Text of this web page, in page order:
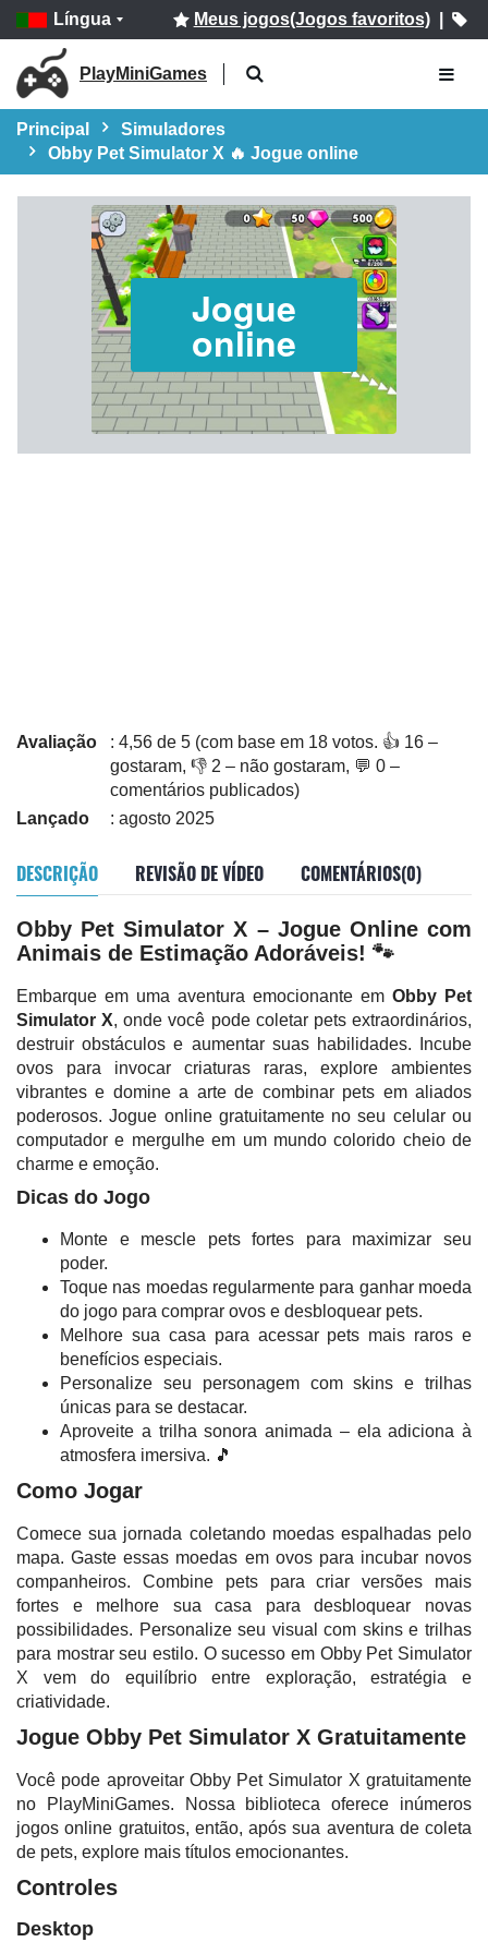
Língua Meus jogos(Jogos favoritos)|
PlayMiniGames
Principal
Simuladores
Obby Pet Simulator X 🔥 Jogue online
Jogue
online
Avaliação
: 4,56 de 5 (com base em 18 votos. 👍 16 –
gostaram, 👎 2 – não gostaram, 💬 0 –
comentários publicados)
Lançado
: agosto 2025
DESCRIÇÃO REVISÃO DE VÍDEO COMENTÁRIOS(0)
Obby Pet Simulator X – Jogue Online com
Animais de Estimação Adoráveis! 🐾
Embarque em uma aventura emocionante em Obby Pet
Simulator X, onde você pode coletar pets extraordinários,
destruir obstáculos e aumentar suas habilidades. Incube
ovos para invocar criaturas raras, explore ambientes
vibrantes e domine a arte de combinar pets em aliados
poderosos. Jogue online gratuitamente no seu celular ou
computador e mergulhe em um mundo colorido cheio de
charme e emoção.
Dicas do Jogo
Monte e mescle pets fortes para maximizar seu
poder.
Toque nas moedas regularmente para ganhar moeda
do jogo para comprar ovos e desbloquear pets.
Melhore sua casa para acessar pets mais raros e
benefícios especiais.
Personalize seu personagem com skins e trilhas
únicas para se destacar.
Aproveite a trilha sonora animada – ela adiciona à
atmosfera imersiva. 🎵
Como Jogar
Comece sua jornada coletando moedas espalhadas pelo
mapa. Gaste essas moedas em ovos para incubar novos
companheiros. Combine pets para criar versões mais
fortes e melhore sua casa para desbloquear novas
possibilidades. Personalize seu visual com skins e trilhas
para mostrar seu estilo. O sucesso em Obby Pet Simulator
X vem do equilíbrio entre exploração, estratégia e
criatividade.
Jogue Obby Pet Simulator X Gratuitamente
Você pode aproveitar Obby Pet Simulator X gratuitamente
no PlayMiniGames. Nossa biblioteca oferece inúmeros
jogos online gratuitos, então, após sua aventura de coleta
de pets, explore mais títulos emocionantes.
Controles
Desktop